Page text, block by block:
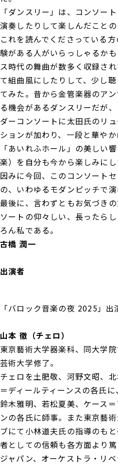
「ダンスリー」は、コンソー
演奏したりして楽しんだこと
これを読んでくださっている
験がある人がいらっしゃるか
ス時代の舞曲が数多く収録さ
て組曲風にしたりして、少し
てみた。昔から金管楽器のア
る機会があるダンスリーだが
ダーコンソートに太田氏のリ
ションが加わり、一段と華やか
「あいれふホール」の美しい
楽）を自分も今から楽しみにし
因みに今回、このコンソート
の、いわゆるモダンピッチで演
最後に、言わずともお気づき
ソートの仰々しい、長ったら
ろん私である。
古橋 潤一
出演者
「バロック音楽の夜 2025」出
山本 徹（チェロ）
東京藝術大学器楽科、同大学
芸術大学修了。
チェロを土肥敬、河野文昭、
＝ディールティーンスの各氏
鈴木雅明、若松夏美、ケース
ンの各氏に師事。また東京藝
ブにて小林道夫氏の指導のも
者としての信頼も各方面より
ジャパン、オーケストラ・リ